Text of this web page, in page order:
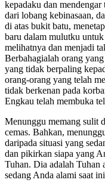
kepadaku dan
dari lobang kebinasaan,
di atas bukit batu,
baru dalam mulutku
melihatnya dan menjadi
Berbahagialah orang
yang tidak berpaling
orang-orang yang telah
tidak berkenan pada
Engkau telah membuka
Menunggu memang sulit
cemas. Bahkan,
daripada situasi yang
dan pikirkan siapa yang
Tuhan. Dia adalah Tuhan
sedang Anda alami saat